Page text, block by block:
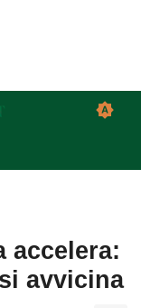
accelera:
avvicina